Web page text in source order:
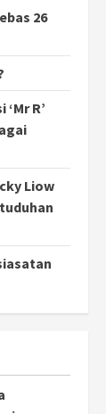
26
R’
Liow